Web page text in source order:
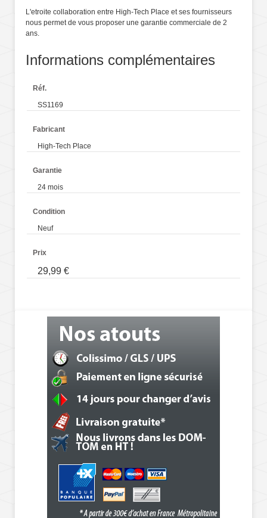
L'etroite collaboration entre High-Tech Place et ses fournisseurs
nous permet de vous proposer une garantie commerciale de 2
ans.
Informations complémentaires
Réf.
SS1169
Fabricant
High-Tech Place
Garantie
24 mois
Condition
Neuf
Prix
29,99 €